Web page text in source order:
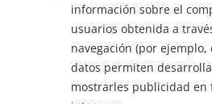
información sobre el
usuarios obtenida a
navegación (por ejemplo,
datos permiten
mostrarles publicidad en